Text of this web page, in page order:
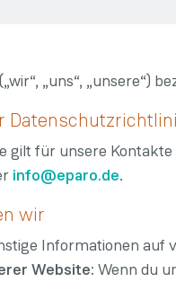
„uns“, „unsere“)
gilt für unsere
info@eparo.de.
wir
Informationen auf
Website: Wenn du